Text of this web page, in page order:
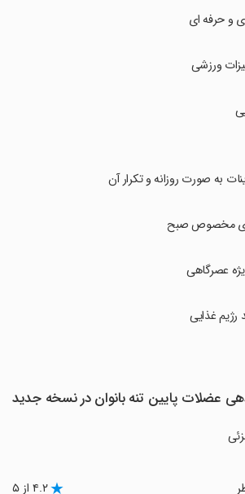
و حرفه ای
ورزشی
به صورت روزانه و تکرار آن
مخصوص صبح
عصرگاهی
رژیم غذایی
عضلات پایین تنه بانوان در نسخه جدید
۴.۲ از ۵